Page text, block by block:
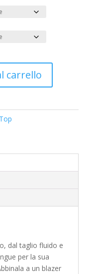
carrello
Top
dal taglio fluido e
per la sua
a un blazer